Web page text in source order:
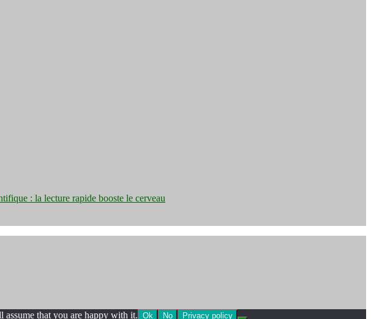
: la lecture rapide booste le cerveau
assume that you are happy with it. Ok No Privacy policy